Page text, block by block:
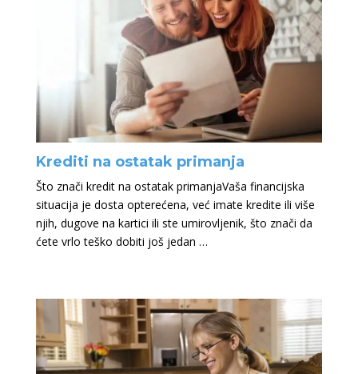
Krediti na ostatak primanja
Što znači kredit na ostatak primanjaVaša financijska
situacija je dosta opterećena, već imate kredite ili više
njih, dugove na kartici ili ste umirovljenik, što znači da
ćete vrlo teško dobiti još jedan …